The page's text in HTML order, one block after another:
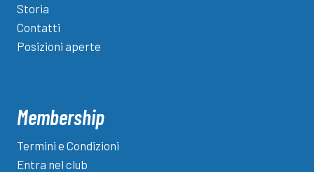
Storia
Contatti
Posizioni aperte
Membership
Termini e Condizioni
Entra nel club